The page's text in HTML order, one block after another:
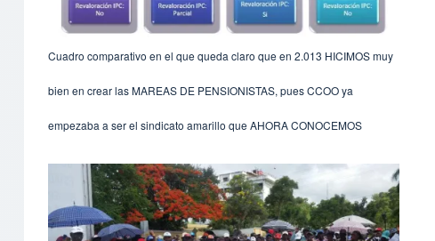
Cuadro comparativo en el que queda claro que en 2.013 HICIMOS muy
bien en crear las MAREAS DE PENSIONISTAS, pues CCOO ya
empezaba a ser el sindicato amarillo que AHORA CONOCEMOS